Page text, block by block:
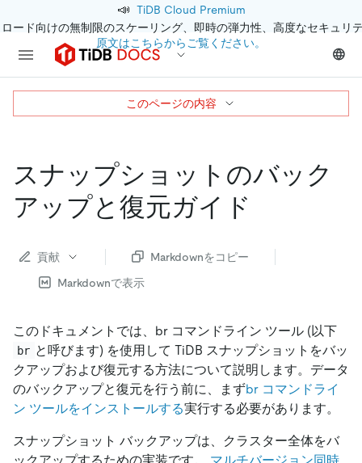
📣 TiDB Cloud Premium
ード向けの無制限のスケーリング、即時の弾力性、高度なセキュリ
原文はこちらからご覧ください。
スナップショットのバック
アップと復元ガイド
貢献
Markdownをコピー
Markdownで表示
このドキュメントでは、br コマンドライン ツール (以下
br と呼びます) を使用して TiDB スナップショットをバッ
クアップおよび復元する方法について説明します。データ
のバックアップと復元を行う前に、まずbr コマンドライ
ン ツールをインストールする実行する必要があります。
スナップショット バックアップは、クラスター全体をバ
ックアップするための実装です。 マルチバージョン同時
このページの内容